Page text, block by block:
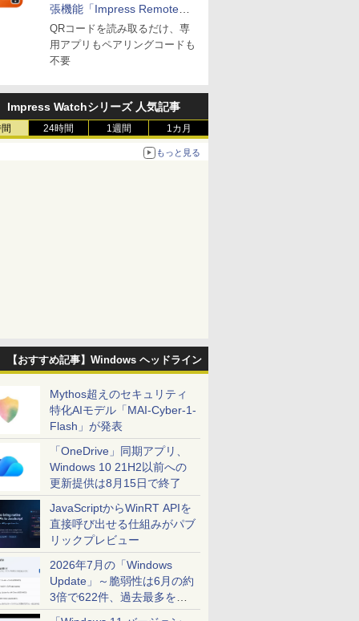
張機能「Impress Remote」
が公開
QRコードを読み取るだけ、専
用アプリもペアリングコードも
不要
Impress Watchシリーズ 人気記事
24時間 1週間 1カ月
もっと見る
【おすすめ記事】Windows ヘッドライン
Mythos超えのセキュリティ
特化AIモデル「MAI-Cyber-1-
Flash」が発表
「OneDrive」同期アプリ、
Windows 10 21H2以前への
更新提供は8月15日で終了
JavaScriptからWinRT APIを
直接呼び出せる仕組みがパブ
リックプレビュー
2026年7月の「Windows
Update」～脆弱性は6月の約
3倍で622件、過去最多を大
幅に更新